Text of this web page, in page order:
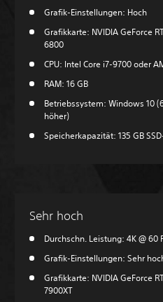
Grafik-Einstellungen: Hoch
Grafikkarte: NVIDIA GeForce
6800
CPU: Intel Core i7-9700 oder
RAM: 16 GB
Betriebssystem: Windows 10
höher)
Speicherkapazität: 135 GB
Sehr hoch
Durchschn. Leistung: 4K @ 60
Grafik-Einstellungen: Sehr
Grafikkarte: NVIDIA GeForce
7900XT